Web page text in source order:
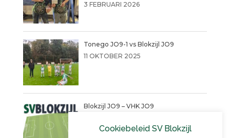
3 FEBRUARI 2026
Tonego JO9-1 vs Blokzijl JO9
11 OKTOBER 2025
Blokzijl JO9 – VHK JO9
Cookiebeleid SV Blokzijl